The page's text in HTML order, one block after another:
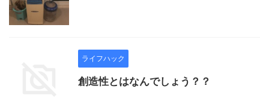
ライフハック
創造性とはなんでしょう？？